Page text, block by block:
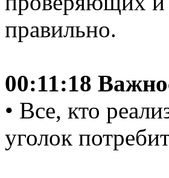
правильно.
00:11:18
• Все, кто
уголок